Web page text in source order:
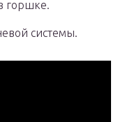
горшке.
системы.